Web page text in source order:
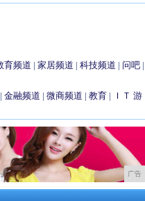
育频道 | 家居频道 | 科技频道 | 问吧 |
| 金融频道 | 微商频道 | 教育 | ＩＴ 游
广告